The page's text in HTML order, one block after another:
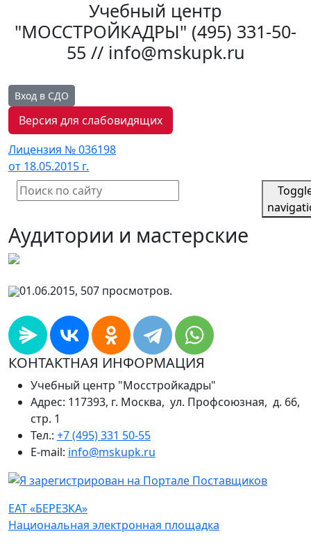
Учебный центр
"МОССТРОЙКАДРЫ" (495) 331-50-
55 // info@mskupk.ru
Вход в СДО
Версия для слабовидящих
Лицензия № 036198
от 18.05.2015 г.
Аудитории и мастерские
01.06.2015, 507 просмотров.
КОНТАКТНАЯ ИНФОРМАЦИЯ
Учебный центр "Мосстройкадры"
Адрес: 117393, г. Москва, ул. Профсоюзная, д. 66,
стр. 1
Тел.: +7 (495) 331 50-55
E-mail: info@mskupk.ru
ЕАТ «БЕРЕЗКА»
Национальная электронная площадка